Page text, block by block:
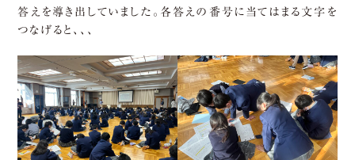
答えを導き出していました。各答えの番号に当てはまる文字を
つなげると、、、